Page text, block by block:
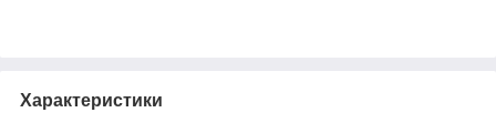
Характеристики